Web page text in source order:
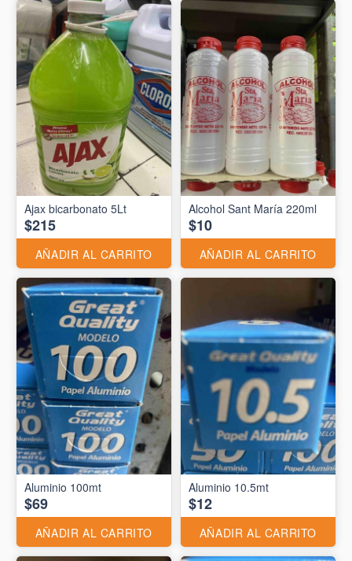
Ajax bicarbonato 5Lt
$215
AÑADIR AL CARRITO
Alcohol Sant María 220ml
$10
AÑADIR AL CARRITO
$69
AÑADIR AL CARRITO
Aluminio 10.5mt
$12
AÑADIR AL CARRITO